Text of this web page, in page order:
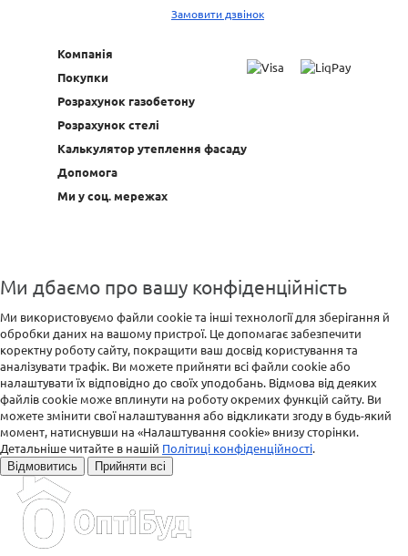
Замовити дзвінок
Компанія
Покупки
Розрахунок газобетону
Розрахунок стелі
Калькулятор утеплення фасаду
Допомога
Ми у соц. мережах
Ми дбаємо про вашу конфіденційність
Ми використовуємо файли cookie та інші технології для зберігання й
обробки даних на вашому пристрої. Це допомагає забезпечити
коректну роботу сайту, покращити ваш досвід користування та
аналізувати трафік. Ви можете прийняти всі файли cookie або
налаштувати їх відповідно до своїх уподобань. Відмова від деяких
файлів cookie може вплинути на роботу окремих функцій сайту. Ви
можете змінити свої налаштування або відкликати згоду в будь-який
момент, натиснувши на «Налаштування cookie» внизу сторінки.
Детальніше читайте в нашій Політиці конфіденційності.
Відмовитись Прийняти всі